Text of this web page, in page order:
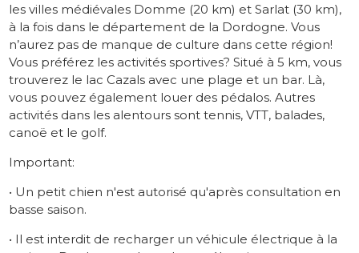
les villes médiévales Domme (20 km) et Sarlat (30 km),
à la fois dans le département de la Dordogne. Vous
n’aurez pas de manque de culture dans cette région!
Vous préférez les activités sportives? Situé à 5 km, vous
trouverez le lac Cazals avec une plage et un bar. Là,
vous pouvez également louer des pédalos. Autres
activités dans les alentours sont tennis, VTT, balades,
canoë et le golf.
Important:
• Un petit chien n'est autorisé qu'après consultation en
basse saison.
• Il est interdit de recharger un véhicule électrique à la